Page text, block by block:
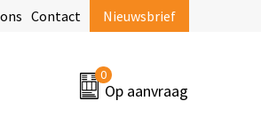
Contact Nieuwsbrief
0
Op aanvraag